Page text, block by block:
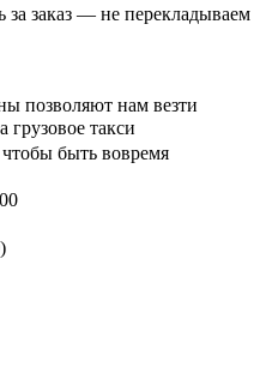
за заказ — не перекладываем
позволяют нам везти
грузовое такси
быть вовремя